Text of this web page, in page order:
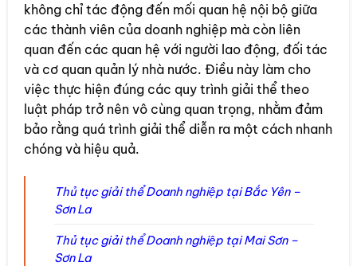
không chỉ tác động đến mối quan hệ nội bộ giữa
các thành viên của doanh nghiệp mà còn liên
quan đến các quan hệ với người lao động, đối tác
và cơ quan quản lý nhà nước. Điều này làm cho
việc thực hiện đúng các quy trình giải thể theo
luật pháp trở nên vô cùng quan trọng, nhằm đảm
bảo rằng quá trình giải thể diễn ra một cách nhanh
chóng và hiệu quả.
Thủ tục giải thể Doanh nghiệp tại Bắc Yên –
Sơn La
Thủ tục giải thể Doanh nghiệp tại Mai Sơn –
Sơn La